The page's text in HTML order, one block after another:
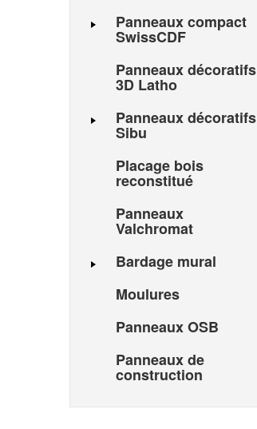
Panneaux compact
SwissCDF
Panneaux décoratifs
3D Latho
Panneaux décoratifs
Sibu
Placage bois
reconstitué
Panneaux
Valchromat
Bardage mural
Moulures
Panneaux OSB
Panneaux de
construction